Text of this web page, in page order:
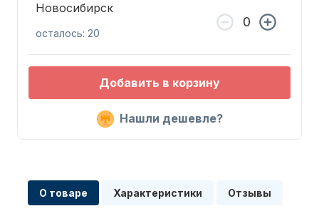
Новосибирск
осталось: 20
Добавить в корзину
Нашли дешевле?
О товаре Характеристики Отзывы